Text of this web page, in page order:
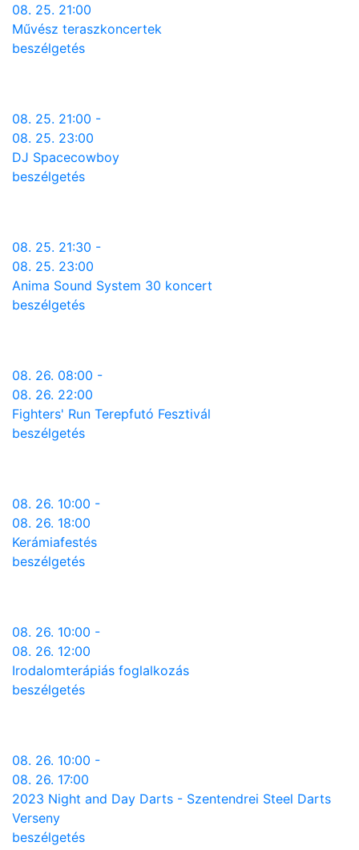
08. 25. 21:00
Művész teraszkoncertek
beszélgetés
08. 25. 21:00 -
08. 25. 23:00
DJ Spacecowboy
beszélgetés
08. 25. 21:30 -
08. 25. 23:00
Anima Sound System 30 koncert
beszélgetés
08. 26. 08:00 -
08. 26. 22:00
Fighters' Run Terepfutó Fesztivál
beszélgetés
08. 26. 10:00 -
08. 26. 18:00
Kerámiafestés
beszélgetés
08. 26. 10:00 -
08. 26. 12:00
Irodalomterápiás foglalkozás
beszélgetés
08. 26. 10:00 -
08. 26. 17:00
2023 Night and Day Darts - Szentendrei Steel Darts
Verseny
beszélgetés